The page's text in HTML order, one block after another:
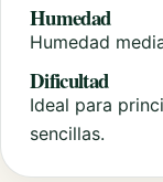
Humedad
Humedad
Dificultad
Ideal para
sencillas.